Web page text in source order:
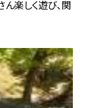
楽しく遊び、関